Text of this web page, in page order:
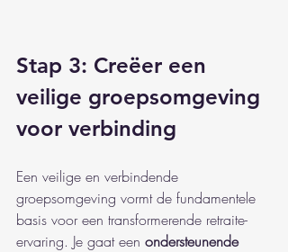
Stap 3: Creëer een
veilige groepsomgeving
voor verbinding
Een veilige en verbindende
groepsomgeving vormt de fundamentele
basis voor een transformerende retraite-
ervaring. Je gaat een ondersteunende